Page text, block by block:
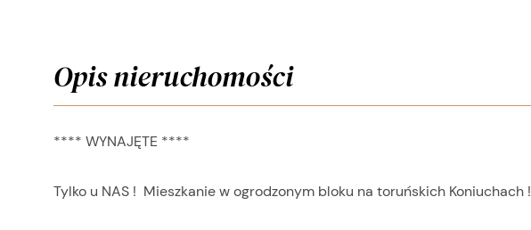
Opis nieruchomości
**** WYNAJĘTE ****
Tylko u NAS ! Mieszkanie w ogrodzonym bloku na toruńskich Koniuchach !